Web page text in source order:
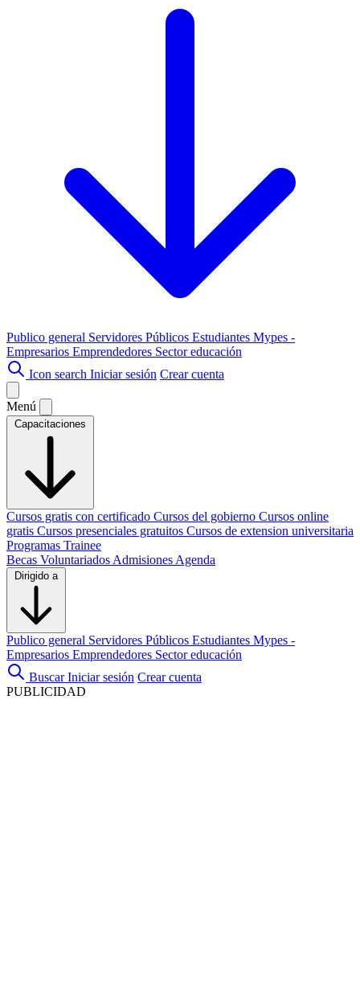
Publico general Servidores Públicos Estudiantes Mypes -
Empresarios Emprendedores Sector educación
Icon search Iniciar sesión Crear cuenta
Menú
Capacitaciones
Cursos gratis con certificado Cursos del gobierno Cursos online
gratis Cursos presenciales gratuitos Cursos de extension universitaria
Programas Trainee
Becas Voluntariados Admisiones Agenda
Dirigido a
Publico general Servidores Públicos Estudiantes Mypes -
Empresarios Emprendedores Sector educación
Buscar Iniciar sesión Crear cuenta
PUBLICIDAD